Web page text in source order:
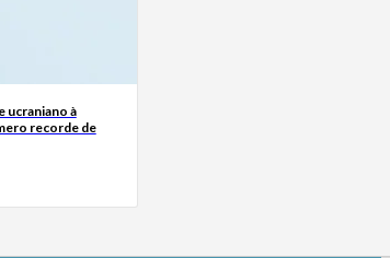
ucraniano à
recorde de